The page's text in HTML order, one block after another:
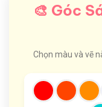
🎨 Góc
Chọn màu và vẽ